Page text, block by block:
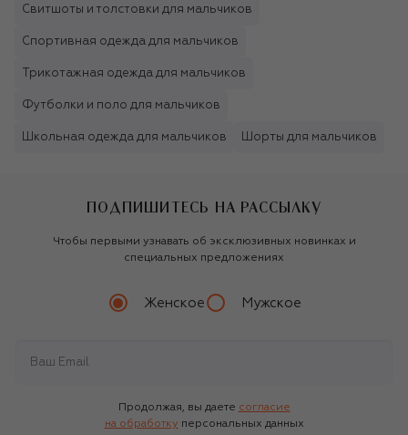
Свитшоты и толстовки для мальчиков
Спортивная одежда для мальчиков
Трикотажная одежда для мальчиков
Футболки и поло для мальчиков
Школьная одежда для мальчиков Шорты для мальчиков
ПОДПИШИТЕСЬ НА РАССЫЛКУ
Чтобы первыми узнавать об эксклюзивных новинках и
специальных предложениях
Женское Мужское
Продолжая, вы даете согласие
на обработку персональных данных